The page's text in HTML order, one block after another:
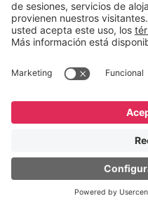
CEO
“Con
acompañar
verificar,
garantizando
costos”.